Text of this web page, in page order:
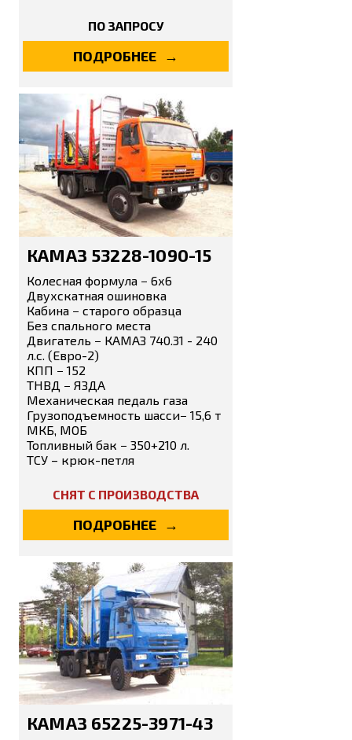
ПО ЗАПРОСУ
ПОДРОБНЕЕ
КАМАЗ 53228-1090-15
Колесная формула − 6х6
Двухскатная ошиновка
Кабина − старого образца
Без спального места
Двигатель − КАМАЗ 740.31 - 240
л.с. (Евро-2)
КПП − 152
ТНВД − ЯЗДА
Механическая педаль газа
Грузоподъемность шасси− 15,6 т
МКБ, МОБ
Топливный бак − 350+210 л.
ТСУ – крюк-петля
СНЯТ С ПРОИЗВОДСТВА
ПОДРОБНЕЕ
КАМАЗ 65225-3971-43